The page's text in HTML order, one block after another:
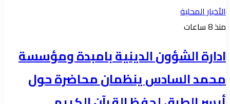
الأخبار المحلية
منذ 8 ساعات
ادارة الشؤون الدينية بامبدة ومؤسسة
محمد السادس ينظمان محاضرة حول